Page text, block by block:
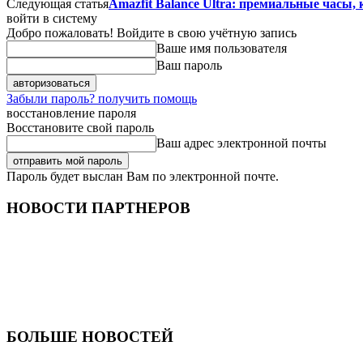
Следующая статьяAmazfit Balance Ultra: премиальные часы,
войти в систему
Добро пожаловать! Войдите в свою учётную запись
Ваше имя пользователя
Ваш пароль
Забыли пароль? получить помощь
восстановление пароля
Восстановите свой пароль
Ваш адрес электронной почты
Пароль будет выслан Вам по электронной почте.
НОВОСТИ ПАРТНЕРОВ
БОЛЬШЕ НОВОСТЕЙ